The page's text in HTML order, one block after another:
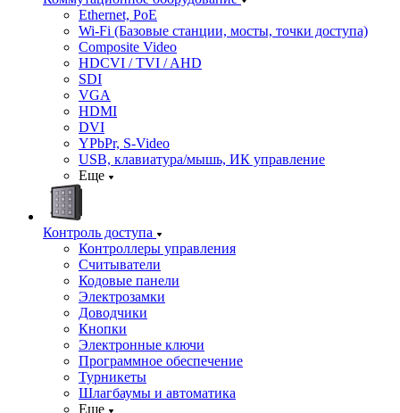
Ethernet, PoE
Wi-Fi (Базовые станции, мосты, точки доступа)
Composite Video
HDCVI / TVI / AHD
SDI
VGA
HDMI
DVI
YPbPr, S-Video
USB, клавиатура/мышь, ИК управление
Еще
Контроль доступа
Контроллеры управления
Считыватели
Кодовые панели
Электрозамки
Доводчики
Кнопки
Электронные ключи
Программное обеспечение
Турникеты
Шлагбаумы и автоматика
Еще